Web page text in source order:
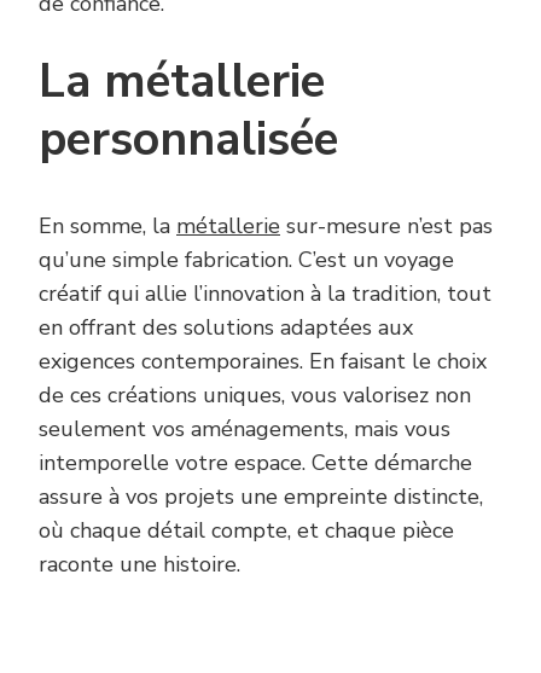
La métallerie
personnalisée
En somme, la métallerie sur-mesure n’est pas
qu’une simple fabrication. C’est un voyage
créatif qui allie l’innovation à la tradition, tout
en offrant des solutions adaptées aux
exigences contemporaines. En faisant le choix
de ces créations uniques, vous valorisez non
seulement vos aménagements, mais vous
intemporelle votre espace. Cette démarche
assure à vos projets une empreinte distincte,
où chaque détail compte, et chaque pièce
raconte une histoire.